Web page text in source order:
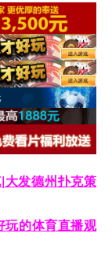
发德州扑克策
的体育直播观